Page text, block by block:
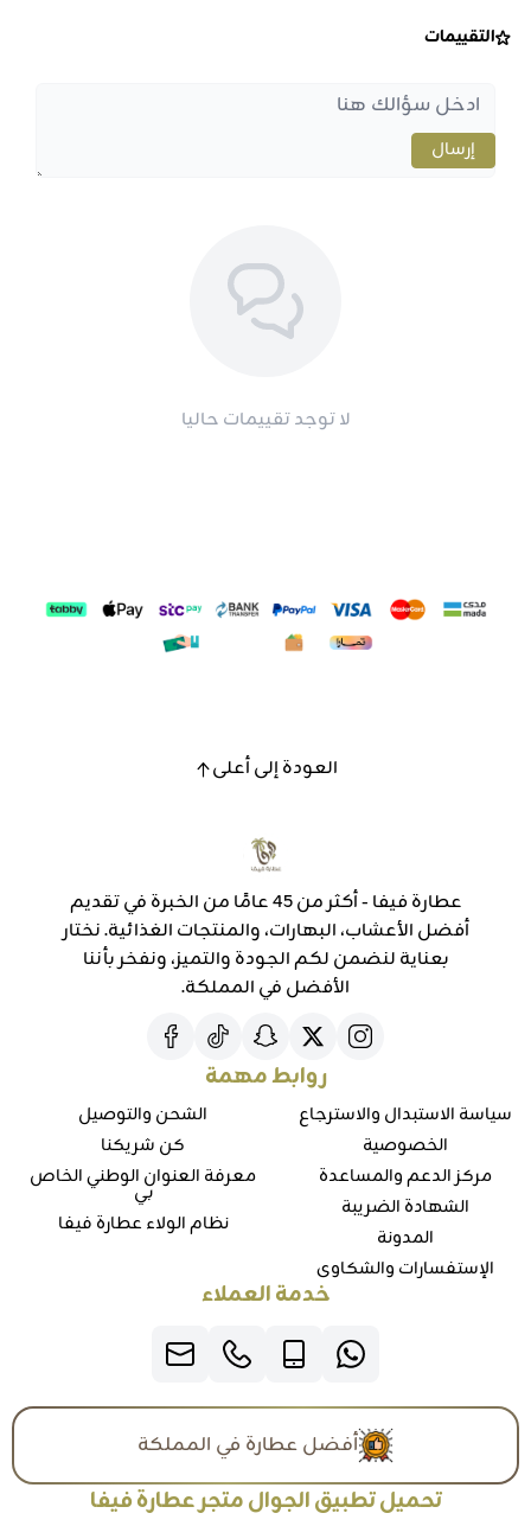
التقييمات
إرسال
لا توجد تقييمات حاليا
العودة إلى أعلى
عطارة فيفا - أكثر من 45 عامًا من الخبرة في تقديم
أفضل الأعشاب، البهارات، والمنتجات الغذائية. نختار
بعناية لنضمن لكم الجودة والتميز، ونفخر بأننا
الأفضل في المملكة.
روابط مهمة
سياسة الاستبدال والاسترجاع
الخصوصية
مركز الدعم والمساعدة
الشهادة الضريبة
المدونة
الإستفسارات والشكاوي
الشحن والتوصيل
كن شريكنا
معرفة العنوان الوطني الخاص
بي
نظام الولاء عطارة فيفا
خدمة العملاء
أفضل عطارة في المملكة
تحميل تطبيق الجوال متجر عطارة فيفا